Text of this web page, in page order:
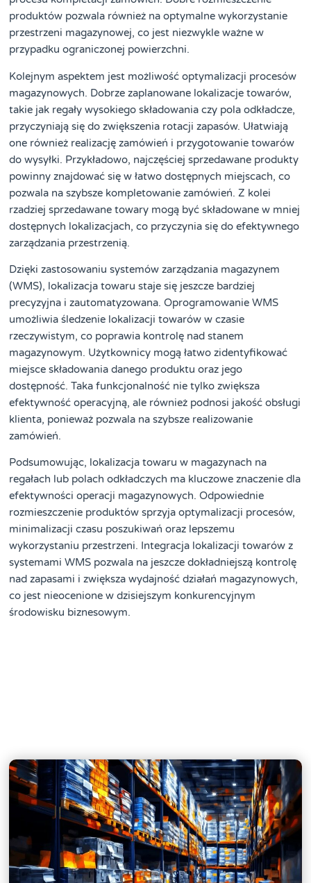
produktów pozwala również na optymalne wykorzystanie
przestrzeni magazynowej, co jest niezwykle ważne w
przypadku ograniczonej powierzchni.
Kolejnym aspektem jest możliwość optymalizacji procesów
magazynowych. Dobrze zaplanowane lokalizacje towarów,
takie jak regały wysokiego składowania czy pola odkładcze,
przyczyniają się do zwiększenia rotacji zapasów. Ułatwiają
one również realizację zamówień i przygotowanie towarów
do wysyłki. Przykładowo, najczęściej sprzedawane produkty
powinny znajdować się w łatwo dostępnych miejscach, co
pozwala na szybsze kompletowanie zamówień. Z kolei
rzadziej sprzedawane towary mogą być składowane w mniej
dostępnych lokalizacjach, co przyczynia się do efektywnego
zarządzania przestrzenią.
Dzięki zastosowaniu systemów zarządzania magazynem
(WMS), lokalizacja towaru staje się jeszcze bardziej
precyzyjna i zautomatyzowana. Oprogramowanie WMS
umożliwia śledzenie lokalizacji towarów w czasie
rzeczywistym, co poprawia kontrolę nad stanem
magazynowym. Użytkownicy mogą łatwo zidentyfikować
miejsce składowania danego produktu oraz jego
dostępność. Taka funkcjonalność nie tylko zwiększa
efektywność operacyjną, ale również podnosi jakość obsługi
klienta, ponieważ pozwala na szybsze realizowanie
zamówień.
Podsumowując, lokalizacja towaru w magazynach na
regałach lub polach odkładczych ma kluczowe znaczenie dla
efektywności operacji magazynowych. Odpowiednie
rozmieszczenie produktów sprzyja optymalizacji procesów,
minimalizacji czasu poszukiwań oraz lepszemu
wykorzystaniu przestrzeni. Integracja lokalizacji towarów z
systemami WMS pozwala na jeszcze dokładniejszą kontrolę
nad zapasami i zwiększa wydajność działań magazynowych,
co jest nieocenione w dzisiejszym konkurencyjnym
środowisku biznesowym.